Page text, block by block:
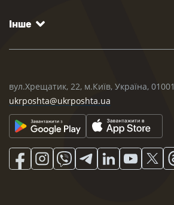
Інше
вул.Хрещатик, 22, м.Київ, Україна, 01001
ukrposhta@ukrposhta.ua